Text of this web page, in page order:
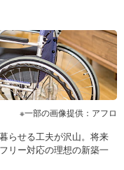
一部の画像提供：アフロ
らせる工夫が沢山。将来
リー対応の理想の新築一